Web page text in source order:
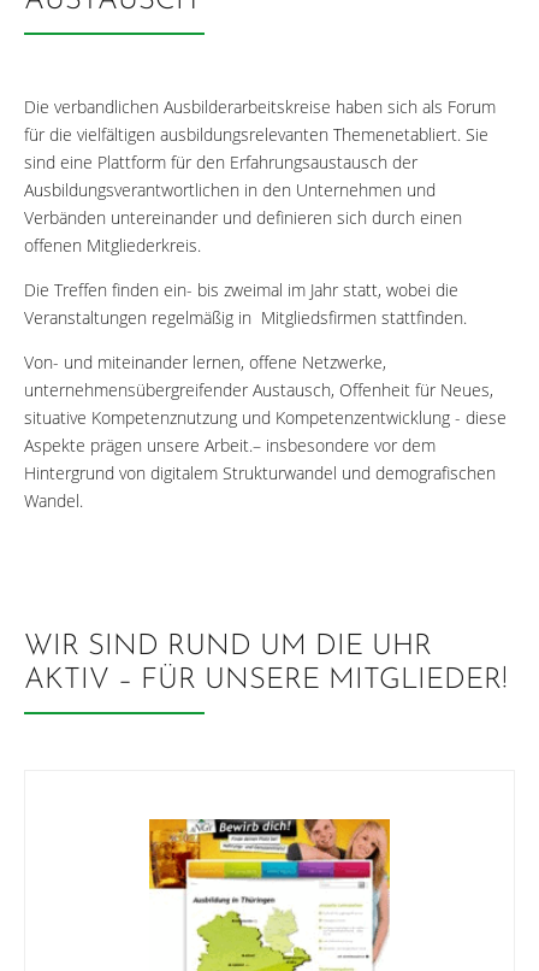
Die verbandlichen Ausbilderarbeitskreise haben sich als Forum
für die vielfältigen ausbildungsrelevanten Themenetabliert. Sie
sind eine Plattform für den Erfahrungsaustausch der
Ausbildungsverantwortlichen in den Unternehmen und
Verbänden untereinander und definieren sich durch einen
offenen Mitgliederkreis.
Die Treffen finden ein- bis zweimal im Jahr statt, wobei die
Veranstaltungen regelmäßig in Mitgliedsfirmen stattfinden.
Von- und miteinander lernen, offene Netzwerke,
unternehmensübergreifender Austausch, Offenheit für Neues,
situative Kompetenznutzung und Kompetenzentwicklung - diese
Aspekte prägen unsere Arbeit.– insbesondere vor dem
Hintergrund von digitalem Strukturwandel und demografischen
Wandel.
WIR SIND RUND UM DIE UHR
AKTIV – FÜR UNSERE MITGLIEDER!